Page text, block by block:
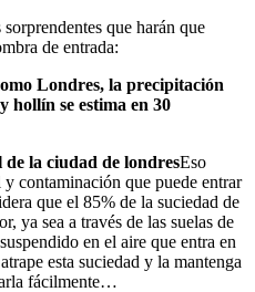
que harán que
de entrada:
Londres, la precipitación
hollín se estima en 30
Eso
contaminación que puede entrar
que el 85% de la suciedad de
ya sea a través de las suelas de
en el aire que entra en
esta suciedad y la mantenga
fácilmente…